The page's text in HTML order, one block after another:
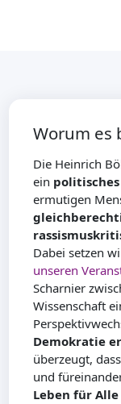
Worum es
Die Heinrich
ein
ermutigen
Dabei setzen
unseren
Scharnier
Wissenschaft
Demokratie
überzeugt,
und
Leben für Alle